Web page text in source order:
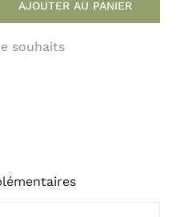
AJOUTER AU PANIER
souhaits